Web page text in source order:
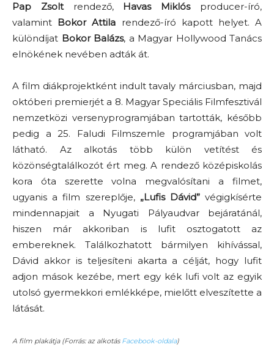
Pap Zsoltrendező, Havas Miklósproducer-író,
valamint Bokor Attila rendező-író kapott helyet. A
különdíjat Bokor Balázs, a Magyar Hollywood Tanács
elnökének nevében adták át.
A film diákprojektként indult tavaly márciusban, majd
októberi premierjét a 8. Magyar Speciális Filmfesztivál
nemzetközi versenyprogramjában tartották, később
pedig a 25. Faludi Filmszemle programjában volt
látható. Az alkotás több külön vetítést és
közönségtalálkozót ért meg. A rendező középiskolás
kora óta szerette volna megvalósítani a filmet,
ugyanis a film szereplője, „Lufis Dávid”végigkísérte
mindennapjait a Nyugati Pályaudvar bejáratánál,
hiszen már akkoriban is lufit osztogatott az
embereknek. Találkozhatott bármilyen kihívással,
Dávid akkor is teljesíteni akarta a célját, hogy lufit
adjon mások kezébe, mert egy kék lufi volt az egyik
utolsó gyermekkori emlékképe, mielőtt elveszítette a
látását.
A film plakátja (Forrás: az alkotás Facebook-oldala)